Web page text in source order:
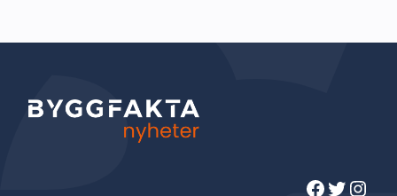
Facebook Twitter Instagram